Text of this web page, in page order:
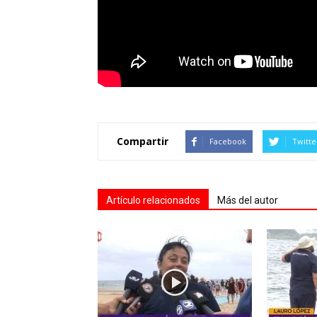
Compartir Facebook
Artículo relacionados Más del autor